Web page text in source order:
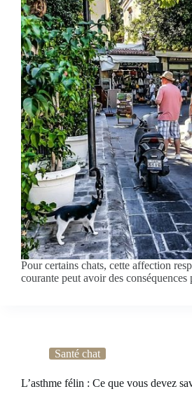
Pour certains chats, cette affection
courante peut avoir des
Santé chat
L’asthme félin : Ce que vous devez